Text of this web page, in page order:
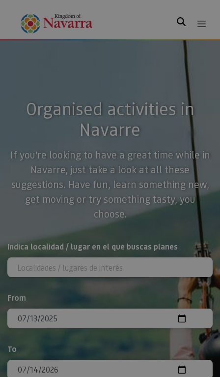
Search
Organised activities in
Navarre
If you’re looking to have a great time while in
Navarre, just take a look at all these
suggestions. Have fun, learn something new,
get moving or try something tasty, you
choose.
Search
Indica localidad / lugar en el que buscas planes
From
To